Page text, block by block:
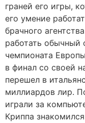
граней его игры,
его умение
брачного
работать обычный
чемпионата
в финал со своей
перешел в
миллиардов лир.
играли за
Криппа